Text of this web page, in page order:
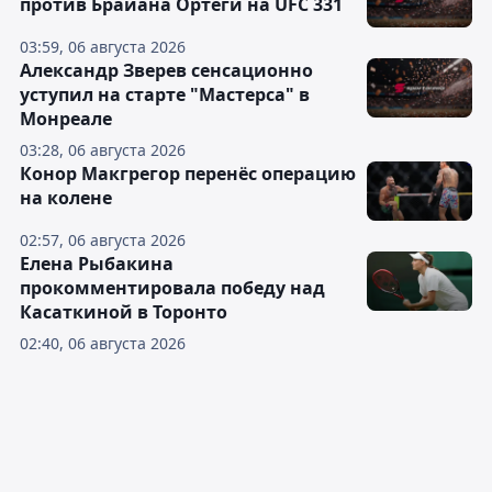
03:59, 06 августа 2026
03:28, 06 августа 2026
Александр Зверев сенсационно
уступил на старте "Мастерса" в
Монреале
02:57, 06 августа 2026
Конор Макгрегор перенёс операцию
на колене
02:40, 06 августа 2026
Елена Рыбакина
прокомментировала победу над
Касаткиной в Торонто